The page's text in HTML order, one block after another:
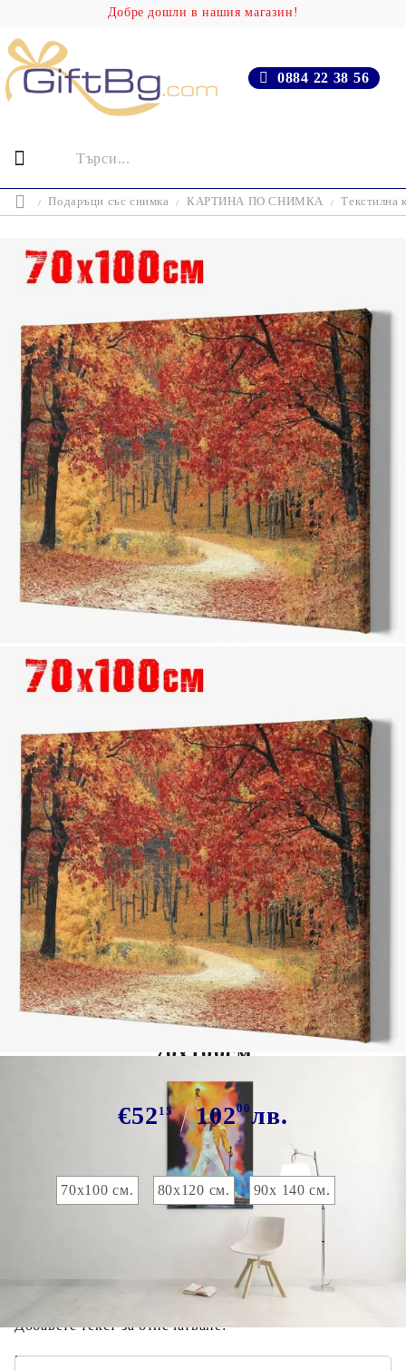
Добре дошли в нашия магазин!
0884 22 38 56
Подаръци със снимка КАРТИНА ПО СНИМКА Текстилна
Сподели Tweet
Марка: GiftBG
Текстилна картина със снимка
70х100см
€52 15 10200лв.
Размер на картината 70х100:
70х100 см. 80х120 см. 90х 140 см.
Прикачете изображение за отпечатване :
Добавете текст за отпечатване:
.